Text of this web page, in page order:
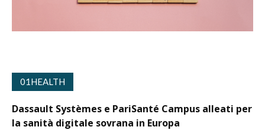
01HEALTH
Dassault Systèmes e PariSanté Campus alleati per
la sanità digitale sovrana in Europa